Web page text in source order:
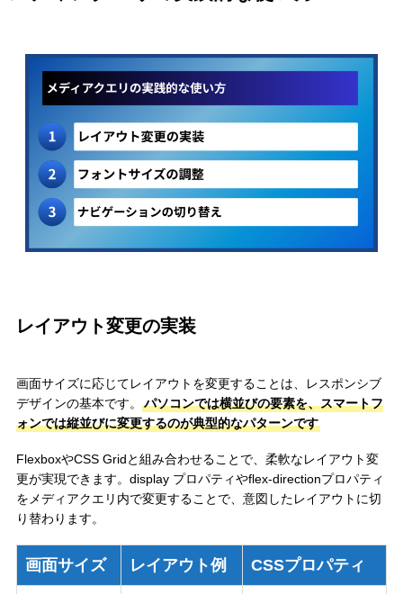
レイアウト変更の実装
画面サイズに応じてレイアウトを変更することは、レスポンシブ
デザインの基本です。
パソコンでは横並びの要素を、スマートフ
ォンでは縦並びに変更するのが典型的なパターンです
FlexboxやCSS Gridと組み合わせることで、柔軟なレイアウト変
更が実現できます。display プロパティやflex-directionプロパティ
をメディアクエリ内で変更することで、意図したレイアウトに切
り替わります。
画面サイズ レイアウト例 CSSプロパティ